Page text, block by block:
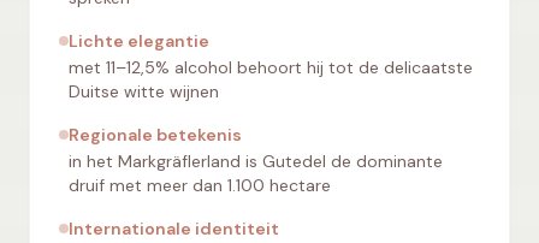
Lichte elegantie
met 11–12,5% alcohol behoort hij tot de delicaatste
Duitse witte wijnen
Regionale betekenis
in het Markgräflerland is Gutedel de dominante
druif met meer dan 1.100 hectare
Internationale identiteit